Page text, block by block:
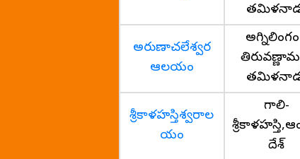
అరుణాచలేశ్వర
ఆలయం
శ్రీకాళహస్తిశ్వరాల
యం
గాలి-
దేశ్